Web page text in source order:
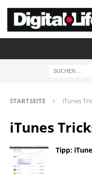
STARTSEITE iTunes
iTunes
Tipp: